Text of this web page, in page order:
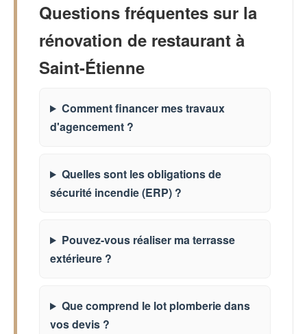
Questions fréquentes sur la
rénovation de restaurant à
Saint-Étienne
Comment financer mes travaux
d'agencement ?
Quelles sont les obligations de
sécurité incendie (ERP) ?
Pouvez-vous réaliser ma terrasse
extérieure ?
Que comprend le lot plomberie dans
vos devis ?